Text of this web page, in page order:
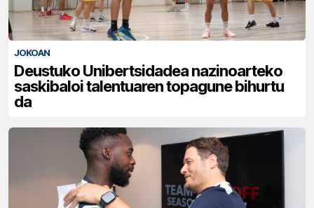
JOKOAN
Deustuko Unibertsidadea nazinoarteko
saskibaloi talentuaren topagune bihurtu
da